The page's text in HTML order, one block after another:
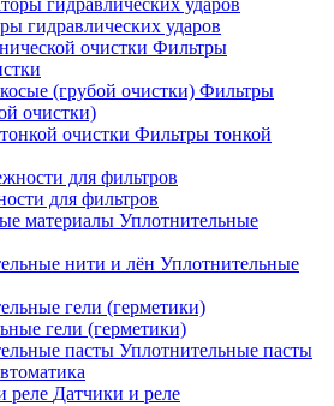
гидравлических ударов
Фильтры
Фильтры
очистки)
Фильтры тонкой
для фильтров
Уплотнительные
Уплотнительные
гели (герметики)
Уплотнительные пасты
Датчики и реле